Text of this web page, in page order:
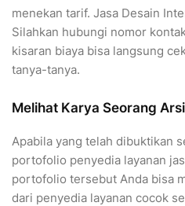
menekan tarif. Jasa Desain
Silahkan hubungi nomor
kisaran biaya bisa langsung
tanya-tanya.
Melihat Karya Seorang
Apabila yang telah dibuktikan
portofolio penyedia layanan
portofolio tersebut Anda bisa
dari penyedia layanan cocok